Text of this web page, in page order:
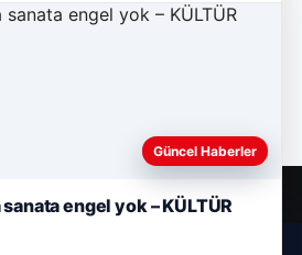
Güncel Haberler
engel yok – KÜLTÜR